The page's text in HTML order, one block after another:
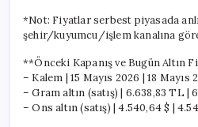
*Not: Fiyatlar serbest piyasada
şehir/kuyumcu/işlem kanalına
**Önceki Kapanış ve Bugün Altın
– Kalem | 15 Mayıs 2026 | 18 Mayıs
– Gram altın (satış) | 6.638,83 TL |
– Ons altın (satış) | 4.540,64 $ |